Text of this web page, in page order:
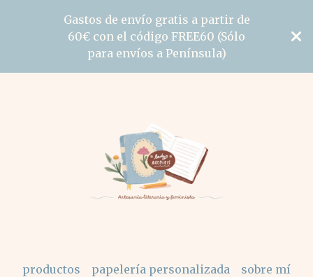
Gastos de envío gratis a partir de
60€ con el código FREE60 (Sólo
para envíos a Península)
productos papelería personalizada
sobre mí